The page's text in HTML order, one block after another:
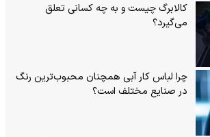
کالابرگ چیست و به چه کسانی تعلق
می‌گیرد؟
چرا لباس کار آبی همچنان محبوب‌ترین رنگ
در صنایع مختلف است؟